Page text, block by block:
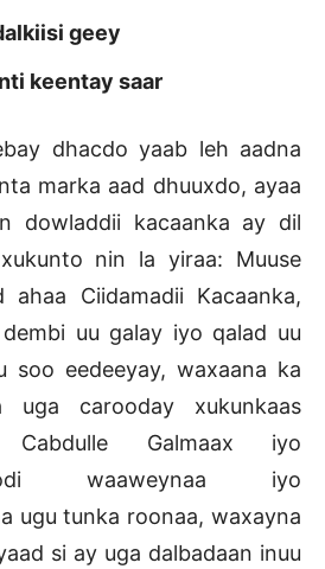
geey
keentay saar
dhacdo yaab leh aadna
marka aad dhuuxdo, ayaa
dowladdii kacaanka ay dil
nin la yiraa: Muuse
Ciidamadii Kacaanka,
uu galay iyo qalad uu
soo eedeeyay, waxaana ka
uga carooday xukunkaas
Cabdulle Galmaax iyo
waaweynaa iyo
ugu tunka roonaa, waxayna
si ay uga dalbadaan inuu